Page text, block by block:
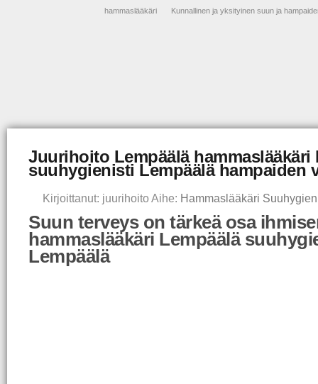
hammaslääkäri Kunnallinen ja yksityinen suun ja
Juurihoito Lempäälä hammaslääkäri
suuhygienisti Lempäälä hampaiden
Kirjoittanut: juurihoito Aihe: Hammaslääkäri
Suun terveys on tärkeä osa
hammaslääkäri Lempäälä
Lempäälä